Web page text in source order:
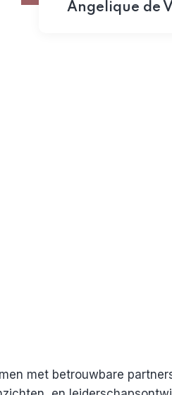
Angelique de
met betrouwbare